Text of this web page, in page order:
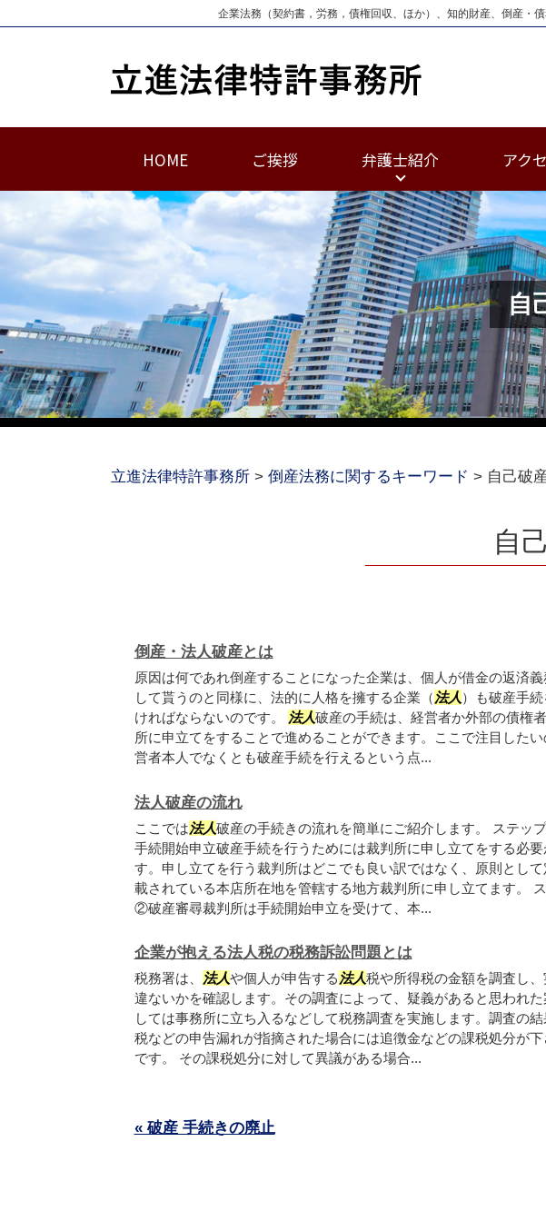
自
企業法務（契約書，労務，債権回収、ほか）、知的財産、倒産・
HOME ご挨拶 弁護士紹介 アク
立進法律特許事務所 > 倒産法務に関するキーワード > 自己破
自
倒産・法人破産とは
原因は何であれ倒産することになった企業は、個人が借金の返済
して貰うのと同様に、法的に人格を擁する企業（ 法人 ）も破産手
ければならないのです。
法人破産の手続は、経営者か外部の債権
所に申立てをすることで進めることができます。ここで注目した
営者本人でなくとも破産手続を行えるという点...
法人破産の流れ
ここでは法人破産の手続きの流れを簡単にご紹介します。 ステッ
手続開始申立破産手続を行うためには裁判所に申し立てをする必要
す。申し立てを行う裁判所はどこでも良い訳ではなく、原則とし
載されている本店所在地を管轄する地方裁判所に申し立てます。
②破産審尋裁判所は手続開始申立を受けて、本...
企業が抱える法人税の税務訴訟問題とは
税務署は、 法人や個人が申告する 法人税や所得税の金額を調査し
違ないかを確認します。その調査によって、疑義があると思われ
しては事務所に立ち入るなどして税務調査を実施します。調査の結
税などの申告漏れが指摘された場合には追徴金などの課税処分が
です。 その課税処分に対して異議がある場合...
« 破産 手続きの廃止